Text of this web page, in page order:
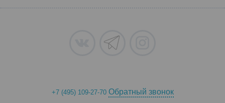
+7 (495) 109-27-70 Обратный звонок